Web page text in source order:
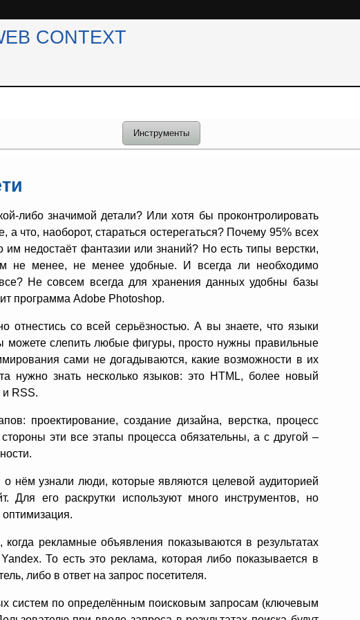
CONTEXT
Инструменты
либо значимой детали? Или хотя бы проконтролировать
что, наоборот, стараться остерегаться? Почему 95% всех
недостаёт фантазии или знаний? Но есть типы верстки,
не менее, не менее удобные. И всегда ли необходимо
Не совсем всегда для хранения данных удобны базы
программа Adobe Photoshop.
отнестись со всей серьёзностью. А вы знаете, что языки
можете слепить любые фигуры, просто нужны правильные
сами не догадываются, какие возможности в их
нужно знать несколько языков: это HTML, более новый
и RSS.
проектирование, создание дизайна, верстка, процесс
эти все этапы процесса обязательны, а с другой –
о нём узнали люди, которые являются целевой аудиторией
Для его раскрутки используют много инструментов, но
рекламные объявления показываются в результатах
То есть это реклама, которая либо показывается в
либо в ответ на запрос посетителя.
систем по определённым поисковым запросам (ключевым